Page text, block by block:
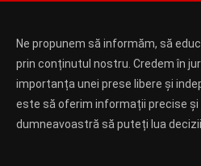
Ne propunem să informăm, să
prin conținutul nostru. Credem în
importanța unei prese libere și
este să oferim informații precise și
dumneavoastră să puteți lua